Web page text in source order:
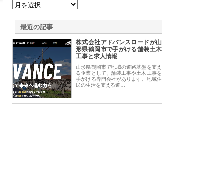
最近の記事
株式会社アドバンスロードが山
形県鶴岡市で手がける舗装土木
工事と求人情報
山形県鶴岡市で地域の道路基盤を支え
る企業として、舗装工事や土木工事を
手がける専門会社があります。地域住
民の生活を支える道…